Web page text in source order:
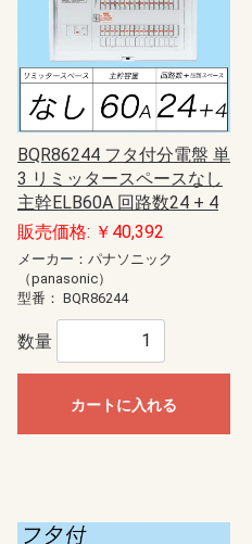
BQR86244 フタ付分電盤 単
3 リミッタースペースなし
主幹ELB60A 回路数24 + 4
販売価格: ￥40,392
メーカー：パナソニック
（panasonic）
型番： BQR86244
数量
カートに入れる